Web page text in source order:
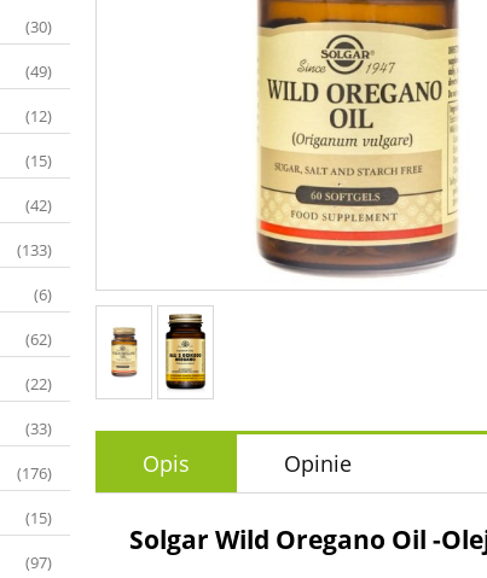
(30)
(49)
(12)
(15)
(42)
(133)
(6)
(62)
(22)
(33)
(176)
(15)
(97)
Opis Opinie
Solgar Wild Oregano Oil -